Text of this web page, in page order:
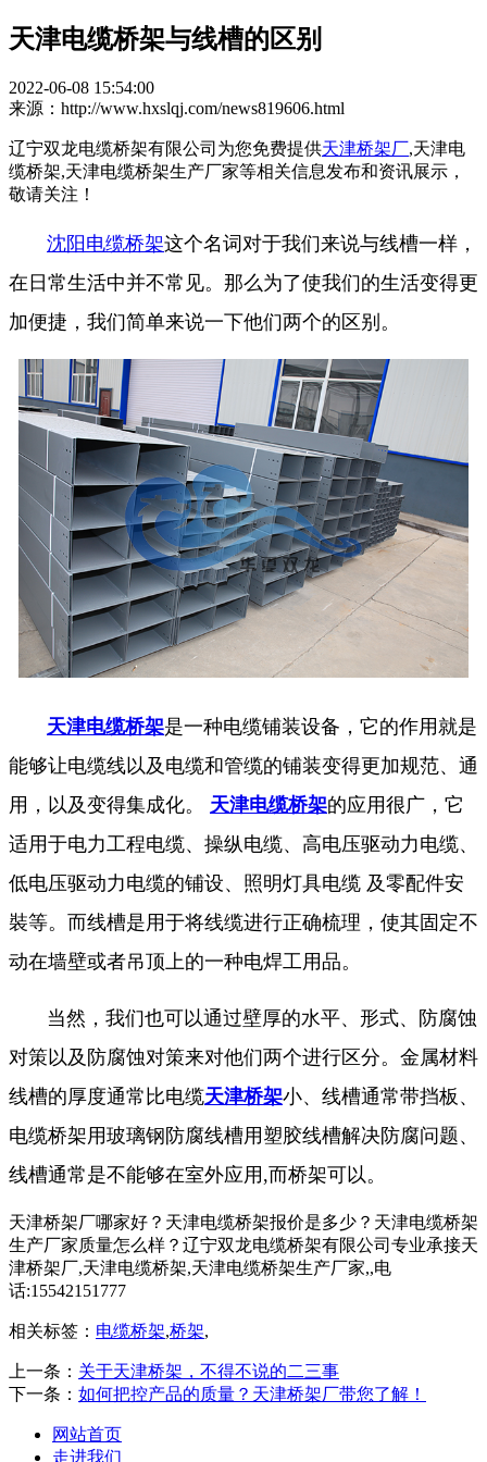
天津电缆桥架与线槽的区别
2022-06-08 15:54:00
来源：http://www.hxslqj.com/news819606.html
辽宁双龙电缆桥架有限公司为您免费提供天津桥架厂,天津电
缆桥架,天津电缆桥架生产厂家等相关信息发布和资讯展示，
敬请关注！
沈阳电缆桥架这个名词对于我们来说与线槽一样，
在日常生活中并不常见。那么为了使我们的生活变得更
加便捷，我们简单来说一下他们两个的区别。
天津电缆桥架是一种电缆铺装设备，它的作用就是
能够让电缆线以及电缆和管缆的铺装变得更加规范、通
用，以及变得集成化。 天津电缆桥架的应用很广，它
适用于电力工程电缆、操纵电缆、高电压驱动力电缆、
低电压驱动力电缆的铺设、照明灯具电缆 及零配件安
裝等。而线槽是用于将线缆进行正确梳理，使其固定不
动在墙壁或者吊顶上的一种电焊工用品。
当然，我们也可以通过壁厚的水平、形式、防腐蚀
对策以及防腐蚀对策来对他们两个进行区分。金属材料
线槽的厚度通常比电缆天津桥架小、线槽通常带挡板、
电缆桥架用玻璃钢防腐线槽用塑胶线槽解决防腐问题、
线槽通常是不能够在室外应用,而桥架可以。
天津桥架厂哪家好？天津电缆桥架报价是多少？天津电缆桥架
生产厂家质量怎么样？辽宁双龙电缆桥架有限公司专业承接天
津桥架厂,天津电缆桥架,天津电缆桥架生产厂家,,电
话:15542151777
相关标签： 电缆桥架,桥架,
上一条： 关于天津桥架，不得不说的二三事
下一条： 如何把控产品的质量？天津桥架厂带您了解！
网站首页
走进我们